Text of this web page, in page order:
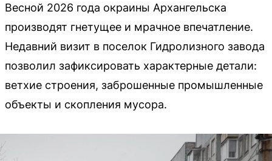
Весной 2026 года окраины Архангельска
производят гнетущее и мрачное впечатление.
Недавний визит в поселок Гидролизного завода
позволил зафиксировать характерные детали:
ветхие строения, заброшенные промышленные
объекты и скопления мусора.